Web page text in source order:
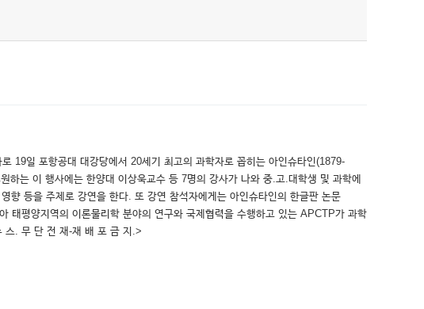
19일 포항공대 대강당에서 20세기 최고의 과학자로 꼽히는 아인슈타인(1879-
는 이 행사에는 한양대 이상욱교수 등 7명의 강사가 나와 중.고.대학생 및 과학에
향 등을 주제로 강연을 한다. 또 강연 참석자에게는 아인슈타인의 한글판 논문
태평양지역의 이론물리학 분야의 연구와 국제협력을 수행하고 있는 APCTP가 과학
스. 무 단 전 재-재 배 포 금 지.>